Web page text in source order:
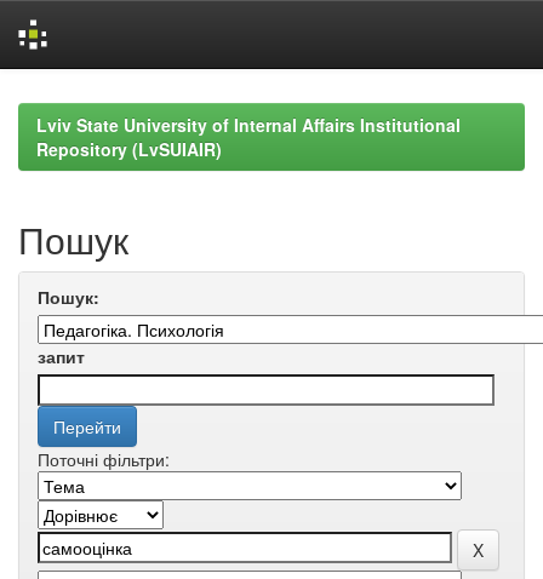
navigationLviv State University of Internal Affairs Institutional
Repository (LvSUIAIR)
Пошук
Пошук:
запит
Поточні фільтри: